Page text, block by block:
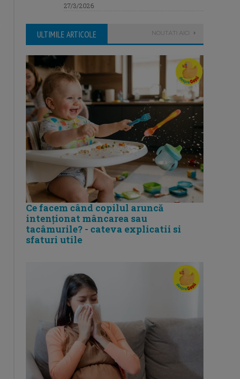
27/3/2026
ULTIMILE ARTICOLE NOUTATI AICI
Ce facem când copilul aruncă
intenționat mâncarea sau
tacâmurile? - cateva explicatii si
sfaturi utile